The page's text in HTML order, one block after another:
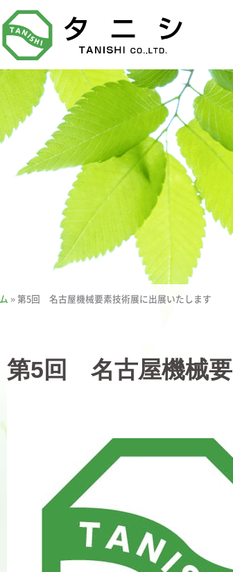
»第5回 名古屋機械要素技術展に出展いたします
第5回 名古屋機械